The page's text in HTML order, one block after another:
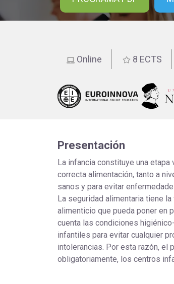
Online 8 ECTS
Presentación
La infancia constituye una
correcta alimentación, tanto a
sanos y para evitar
La seguridad alimentaria tiene
alimenticio que pueda poner en
cuenta las condiciones
infantiles para evitar cualquier
intolerancias. Por esta razón, el
obligatoriamente, los centros